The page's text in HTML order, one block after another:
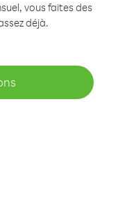
vous faites des
déjà.